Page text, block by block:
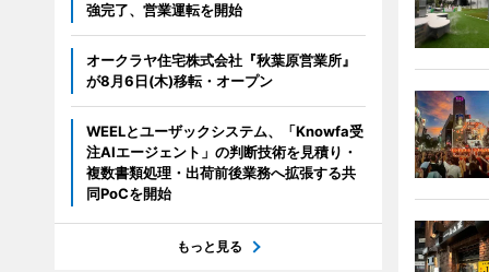
強完了、営業運転を開始
オークラヤ住宅株式会社『秋葉原営業所』
が8月6日(木)移転・オープン
WEELとユーザックシステム、「Knowfa受
注AIエージェント」の判断技術を見積り・
複数書類処理・出荷前後業務へ拡張する共
同PoCを開始
もっと見る